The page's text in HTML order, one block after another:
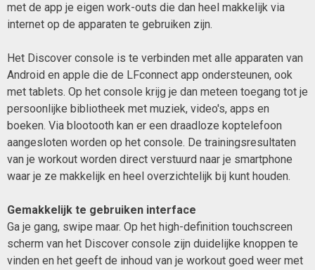
met de app je eigen work-outs die dan heel makkelijk via
internet op de apparaten te gebruiken zijn.
Het Discover console is te verbinden met alle apparaten van
Android en apple die de LFconnect app ondersteunen, ook
met tablets. Op het console krijg je dan meteen toegang tot je
persoonlijke bibliotheek met muziek, video's, apps en
boeken. Via blootooth kan er een draadloze koptelefoon
aangesloten worden op het console. De trainingsresultaten
van je workout worden direct verstuurd naar je smartphone
waar je ze makkelijk en heel overzichtelijk bij kunt houden.
Gemakkelijk te gebruiken interface
Ga je gang, swipe maar. Op het high-definition touchscreen
scherm van het Discover console zijn duidelijke knoppen te
vinden en het geeft de inhoud van je workout goed weer met